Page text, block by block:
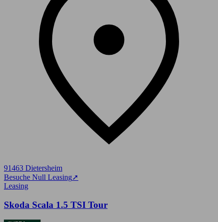
91463 Dietersheim
Besuche Null Leasing➚
Leasing
Skoda Scala 1.5 TSI Tour